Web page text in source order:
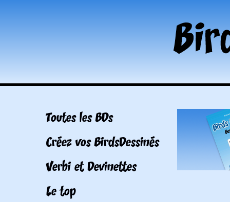
Toutes les BDs
Créez vos BirdsDessinés
Verbi et Devinettes
Le top